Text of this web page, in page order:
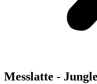
Messlatte -